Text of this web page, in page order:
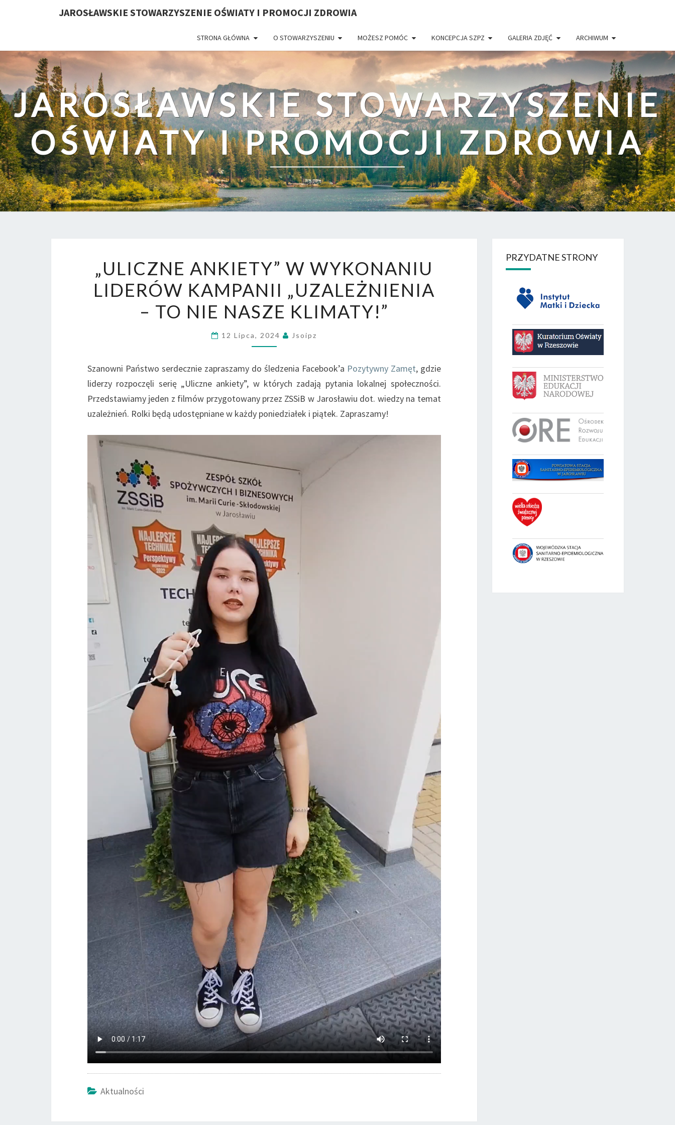
JAROSŁAWSKIE STOWARZYSZENIE OŚWIATY I PROMOCJI ZDROWIA
STRONA GŁÓWNA O STOWARZYSZENIU MOŻESZ POMÓC KONCEPCJA SZPZ GALERIA ZDJĘĆ ARCHIWUM
JAROSŁAWSKIE STOWARZYSZENIE
OŚWIATY I PROMOCJI ZDROWIA
ANKIETY”
W
WYKONANIU
LIDERÓW
KAMPANII
„UZALEŻNIENIA
TO
NIE
NASZE
KLIMATY!”
„ULICZNE ANKIETY” W WYKONANIU
LIDERÓW KAMPANII „UZALEŻNIENIA
– TO NIE NASZE KLIMATY!”
12 Lipca, 2024 Jsoipz
Szanowni Państwo serdecznie zapraszamy do śledzenia Facebook’a Pozytywny Zamęt, gdzie
liderzy rozpoczęli serię „Uliczne ankiety”, w których zadają pytania lokalnej społeczności.
Przedstawiamy jeden z filmów przygotowany przez ZSSiB w Jarosławiu dot. wiedzy na temat
uzależnień. Rolki będą udostępniane w każdy poniedziałek i piątek. Zapraszamy!
Aktualności
PRZYDATNE STRONY